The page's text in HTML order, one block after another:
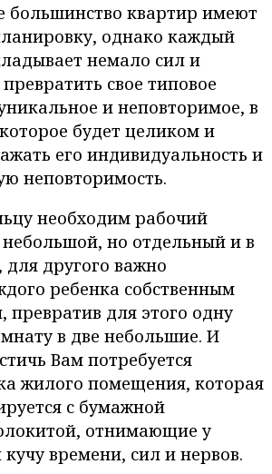
большинство квартир имеют
однако каждый
немало сил и
свое типовое
и неповторимое, в
будет целиком и
его индивидуальность и
неповторимость.
необходим рабочий
небольшой, но отдельный и в
для другого важно
ребенка собственным
превратив для этого одну
в две небольшие. И
Вам потребуется
жилого помещения, которая
с бумажной
отнимающие у
времени, сил и нервов.